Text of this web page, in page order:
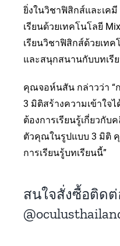
ยิ่งในวิชาฟิสิกส์และเค
เรียนด้วยเทคโนโลยี
เรียนวิชาฟิสิกส์ด้วยเท
และสนุกสนานกับบทเรี
คุณจอห์นสัน กล่าวว่า “
3 มิติสร้างความเข้าใจ
ต้องการเรียนรู้เกี่ยวกั
ตัวคุณในรูปแบบ 3 มิติ
การเรียนรู้บทเรียนนี้”
สนใจสั่งซื้อติดต่